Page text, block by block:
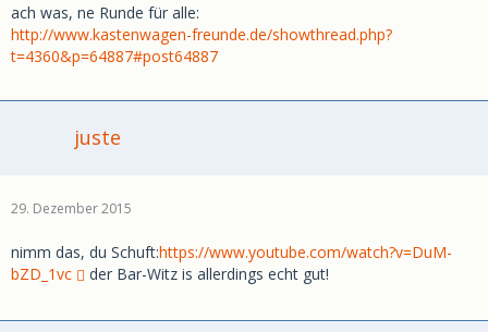
ach was, ne Runde für alle:
http://www.kastenwagen-freunde.de/showthread.php?
t=4360&p=64887#post64887
juste
29. Dezember 2015
nimm das, du Schuft:https://www.youtube.com/watch?v=DuM-
bZD_1vc
der Bar-Witz is allerdings echt gut!